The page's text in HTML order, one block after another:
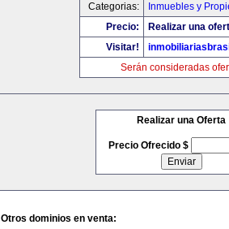
Categorias:
Inmuebles y
Precio:
Realizar una
Visitar!
Serán consideradas
Realizar una Oferta
Precio Ofrecido $
Otros dominios en venta: